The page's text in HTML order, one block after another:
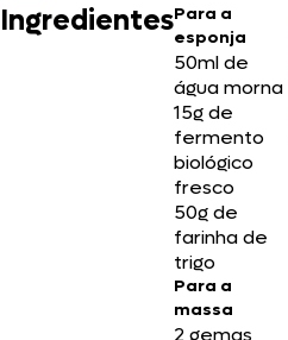
IngredientesPara a
esponja
50ml de
água morna
15g de
fermento
biológico
fresco
50g de
farinha de
trigo
Para a
massa
2 gemas